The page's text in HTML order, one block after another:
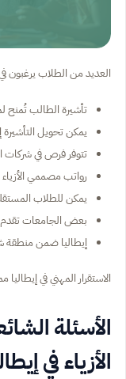
العديد من الطلاب يرغبون
تأشيرة الطالب تُمنح لمدة الدراسة
يمكن تحويل
تتوفر فرص في شركات
رواتب مصممي الأزياء تبدأ من 1,500 إلى
يمكن للطلاب
بعض الجامعات تقدم
إيطاليا ضمن منطقة
الاستقرار المهني في
الأسئلة
الأزياء في